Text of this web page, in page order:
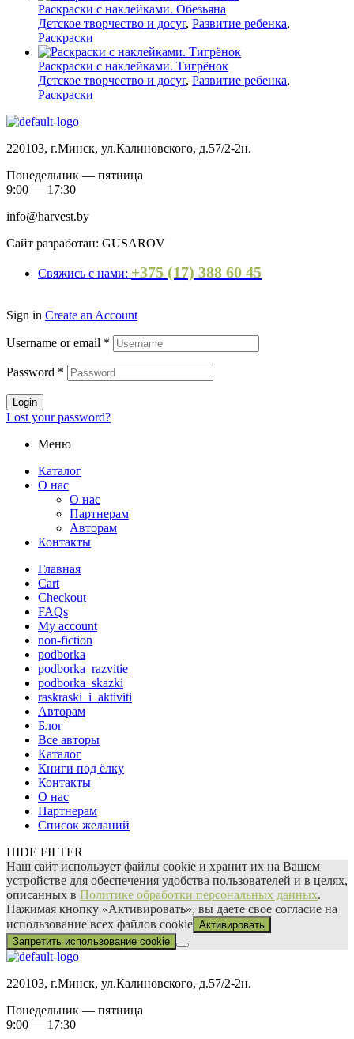
Раскраски с наклейками. Обезьяна
Детское творчество и досуг, Развитие ребенка,
Раскраски
Раскраски с наклейками. Тигрёнок
Детское творчество и досуг, Развитие ребенка,
Раскраски
220103, г.Минск, ул.Калиновского, д.57/2-2н.
Понедельник — пятница
9:00 — 17:30
info@harvest.by
Сайт разработан: GUSAROV
Свяжись с нами: +375 (17) 388 60 45
Sign in Create an Account
Username or email *
Password *
Login
Lost your password?
Меню
Каталог
О нас
О нас
Партнерам
Авторам
Контакты
Главная
Cart
Checkout
FAQs
My account
non-fiction
podborka
podborka_razvitie
podborka_skazki
raskraski_i_aktiviti
Авторам
Блог
Все авторы
Каталог
Книги под ёлку
Контакты
О нас
Партнерам
Список желаний
HIDE FILTER
Наш сайт использует файлы сооkіе и хранит их на Вашем
устройстве для обеспечения удобства пользователей и в целях,
описанных в Политике обработки персональных данных.
Нажимая кнопку «Активировать», вы даете свое согласие на
использование всех файлов сооkіе Активировать
Запретить использование cookie
220103, г.Минск, ул.Калиновского, д.57/2-2н.
Понедельник — пятница
9:00 — 17:30